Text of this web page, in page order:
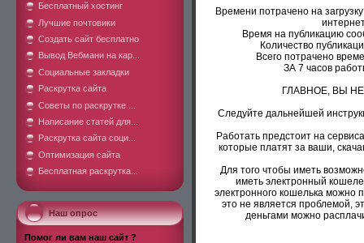
Бесплатный хостинг
Лучшие почтовики
Создать сайт бесплатно
Вывод Вебмани на кар...
Социальные закладки
Раскрутка сайта
Советы по раскрутке ...
Написание статей для...
Раскрутка сайта соци...
Оптимизация сайта
Бесплатная раскрутка...
Наш опрос
Помог ли вам наш сайт ?
Времени потрачено на
Время на публикацию
Количество
Всего потрачено
ЗА 7 часов
ГЛАВНОЕ, ВЫ
Следуйте дальнейшей
Работать предстоит на
которые платят за ваши,
Для того чтобы иметь
иметь электронный
электронного кошелька можно
это не является проблемой,
деньгами можно